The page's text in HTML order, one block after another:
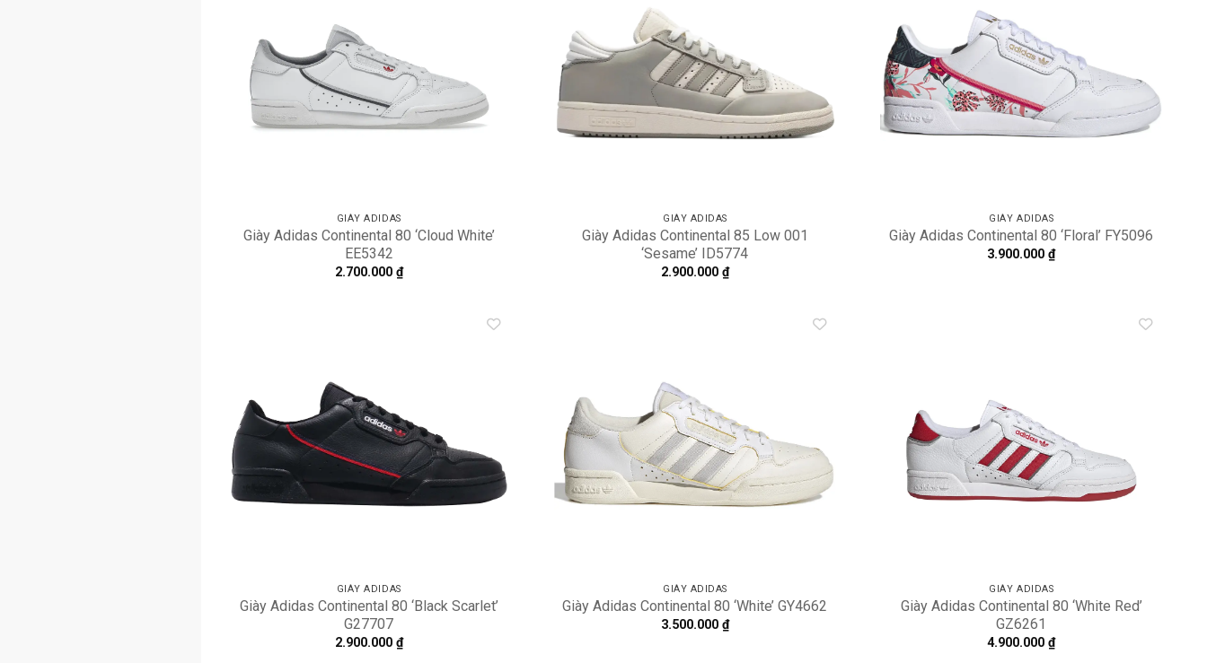
GIÀY ADIDAS
Giày Adidas Continental 80 ‘Cloud White’
EE5342
2.700.000 ₫
GIÀY ADIDAS
Giày Adidas Continental 85 Low 001
‘Sesame’ ID5774
2.900.000 ₫
GIÀY ADIDAS
Giày Adidas Continental 80 ‘Floral’ FY5096
3.900.000₫
GIÀY ADIDAS
Giày Adidas Continental 80 ‘Black Scarlet’
G27707
2.900.000 ₫
GIÀY ADIDAS
Giày Adidas Continental 80 ‘White’ GY4662
3.500.000 ₫
GIÀY ADIDAS
Giày Adidas Continental 80 ‘White Red’
GZ6261
4.900.000₫